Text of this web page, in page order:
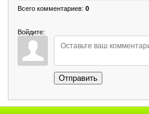
Всего комментариев: 0
Войдите:
Отправить